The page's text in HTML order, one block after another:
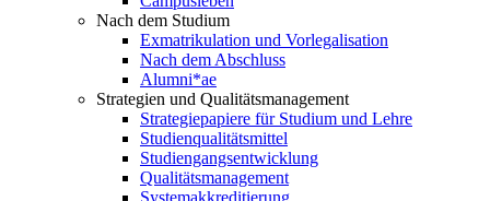
Nach dem Studium
Exmatrikulation und Vorlegalisation
Nach dem Abschluss
Alumni*ae
Strategien und Qualitätsmanagement
Strategiepapiere für Studium und Lehre
Studienqualitätsmittel
Studiengangsentwicklung
Qualitätsmanagement
Systemakkreditierung